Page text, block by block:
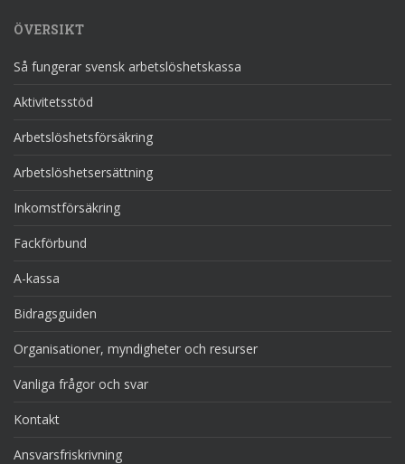
ÖVERSIKT
Så fungerar svensk arbetslöshetskassa
Aktivitetsstöd
Arbetslöshetsförsäkring
Arbetslöshetsersättning
Inkomstförsäkring
Fackförbund
A-kassa
Bidragsguiden
Organisationer, myndigheter och resurser
Vanliga frågor och svar
Kontakt
Ansvarsfriskrivning